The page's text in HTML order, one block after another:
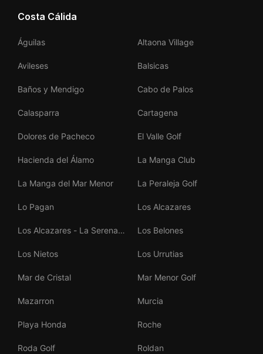
Costa Cálida
Águilas Altaona Village
Avileses Balsicas
Baños y Mendigo Cabo de Palos
Calasparra Cartagena
Dolores de Pacheco El Valle Golf
Hacienda del Álamo La Manga Club
La Manga del Mar Menor La Peraleja Golf
Lo Pagan Los Alcazares
Los Alcazares - La Serena
Los Belones
Los Nietos Los Urrutias
Mar de Cristal Mar Menor Golf
Mazarron Murcia
Playa Honda Roche
Roda Golf Roldan